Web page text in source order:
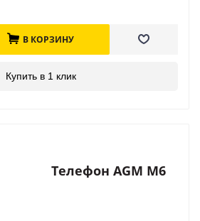
В КОРЗИНУ
Купить в 1 клик
Телефон AGM M6